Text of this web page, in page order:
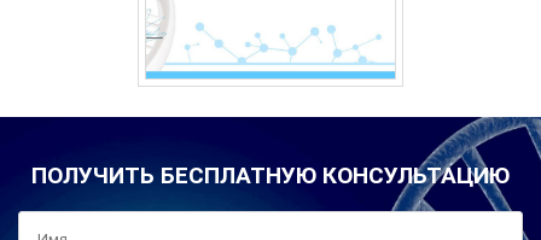
ПОЛУЧИТЬ БЕСПЛАТНУЮ КОНСУЛЬТАЦИЮ